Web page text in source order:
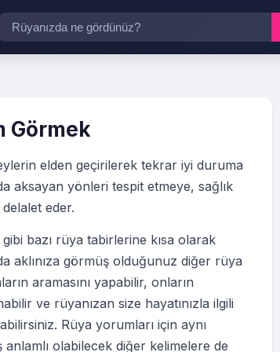
Görmek
elden geçirilerek tekrar iyi duruma
aksayan yönleri tespit etmeye, sağlık
eder.
gibi bazı rüya tabirlerine kısa olarak
aklınıza görmüş olduğunuz diğer rüya
aramasını yapabilir, onların
ve rüyanızan size hayatınızla ilgili
Rüya yorumları için aynı
olabilecek diğer kelimelere de